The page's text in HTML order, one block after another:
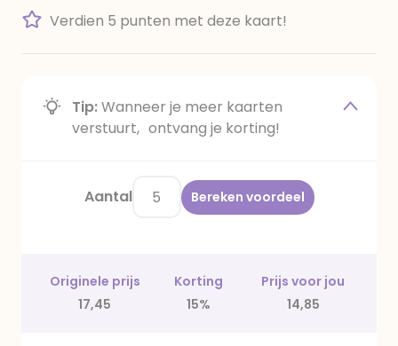
Verdien 5 punten met deze kaart!
Tip:Wanneer je meer kaarten
verstuurt, ontvang je korting!
Aantal Bereken voordeel
Originele prijs Korting
Prijs voor jou
17,45
15% 14,85